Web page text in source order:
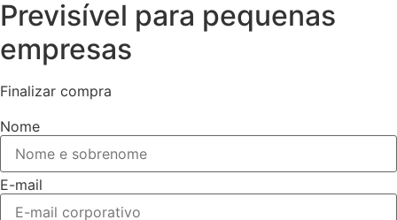
Previsível para pequenas
empresas
Finalizar compra
Nome
E-mail